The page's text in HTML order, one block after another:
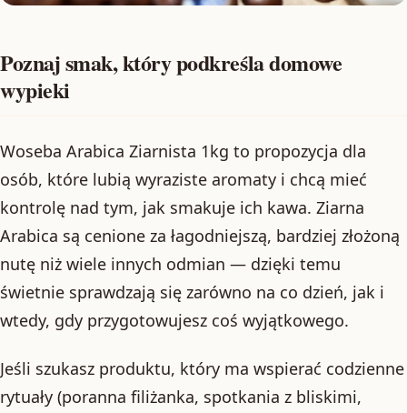
Poznaj smak, który podkreśla domowe
wypieki
Woseba Arabica Ziarnista 1kg to propozycja dla
osób, które lubią wyraziste aromaty i chcą mieć
kontrolę nad tym, jak smakuje ich kawa. Ziarna
Arabica są cenione za łagodniejszą, bardziej złożoną
nutę niż wiele innych odmian — dzięki temu
świetnie sprawdzają się zarówno na co dzień, jak i
wtedy, gdy przygotowujesz coś wyjątkowego.
Jeśli szukasz produktu, który ma wspierać codzienne
rytuały (poranna filiżanka, spotkania z bliskimi,